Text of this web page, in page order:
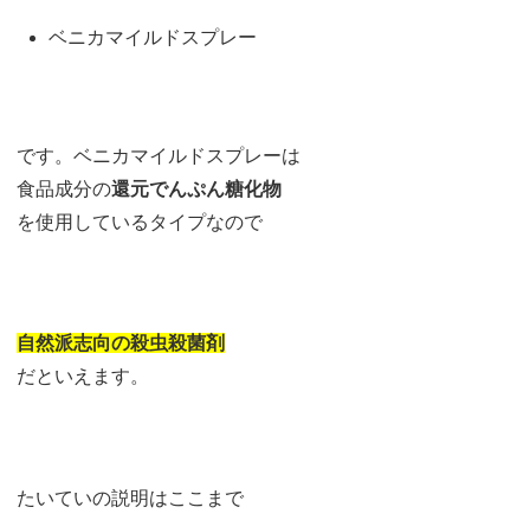
ベニカマイルドスプレー
です。ベニカマイルドスプレーは
食品成分の還元でんぷん糖化物
を使用しているタイプなので
自然派志向の殺虫殺菌剤
だといえます。
たいていの説明はここまで